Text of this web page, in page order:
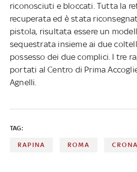
riconosciuti e bloccati. Tutta la
recuperata ed è stata
pistola, risultata essere un
sequestrata insieme ai due
possesso dei due complici. I tre
portati al Centro di Prima
Agnelli.
TAG:
RAPINA ROMA